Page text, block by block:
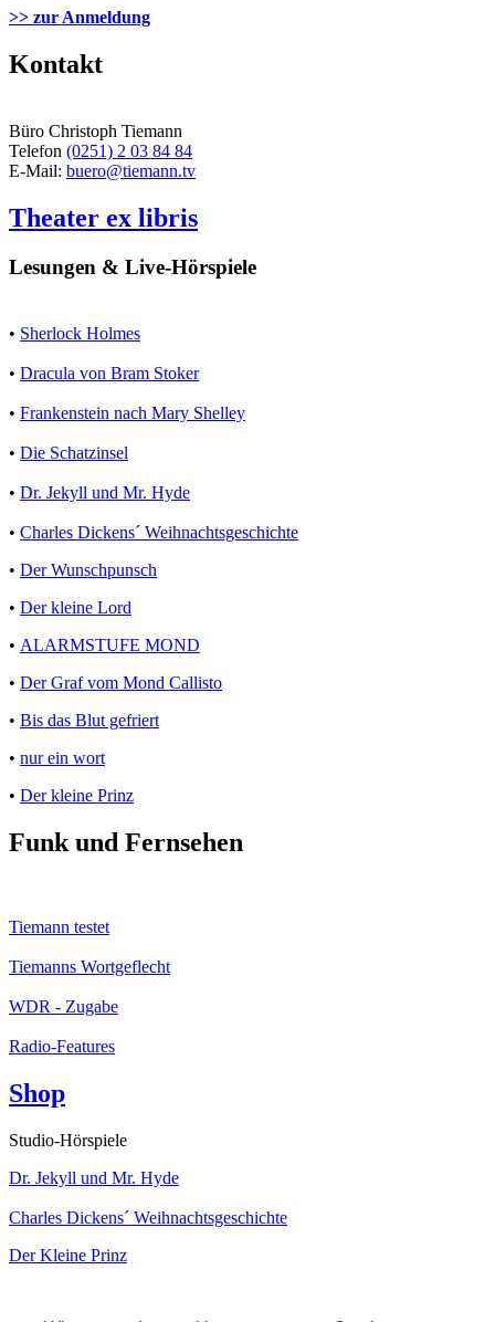
>> zur Anmeldung
Kontakt
Büro Christoph Tiemann
Telefon (0251) 2 03 84 84
E-Mail: buero@tiemann.tv
Theater ex libris
Lesungen & Live-Hörspiele
• Sherlock Holmes
• Dracula von Bram Stoker
• Frankenstein nach Mary Shelley
• Die Schatzinsel
• Dr. Jekyll und Mr. Hyde
• Charles Dickens´ Weihnachtsgeschichte
• Der Wunschpunsch
• Der kleine Lord
• ALARMSTUFE MOND
• Der Graf vom Mond Callisto
• Bis das Blut gefriert
• nur ein wort
• Der kleine Prinz
Funk und Fernsehen
Tiemann testet
Tiemanns Wortgeflecht
WDR - Zugabe
Radio-Features
Shop
Studio-Hörspiele
Dr. Jekyll und Mr. Hyde
Charles Dickens´ Weihnachtsgeschichte
Der Kleine Prinz